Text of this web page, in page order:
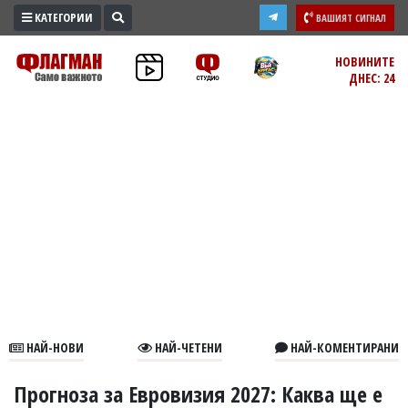
ПРОМО
ЗОНА
В
КАТЕГОРИИ ВАШИЯТ СИГНАЛ
НОВИНИТЕ
ДНЕС: 24
НАЙ-НОВИ НАЙ-ЧЕТЕНИ НАЙ-КОМЕНТИРАНИ
Прогноза за Евровизия 2027: Каква ще е